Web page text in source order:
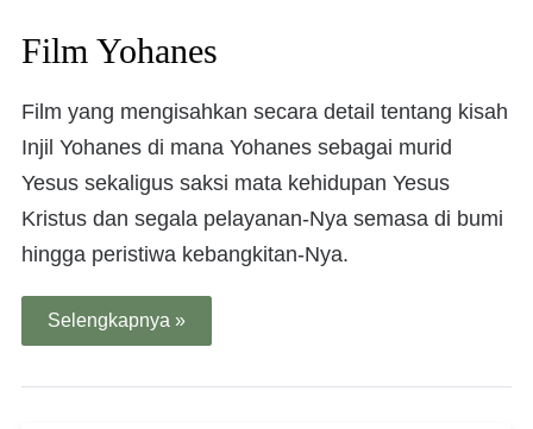
Film Yohanes
Film yang mengisahkan secara detail tentang kisah
Injil Yohanes di mana Yohanes sebagai murid
Yesus sekaligus saksi mata kehidupan Yesus
Kristus dan segala pelayanan-Nya semasa di bumi
hingga peristiwa kebangkitan-Nya.
Selengkapnya »